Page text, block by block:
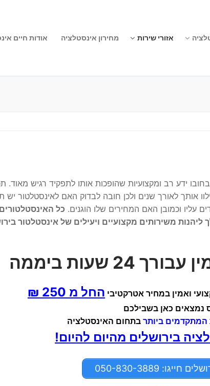
אזורי שירות מחירון אינסטלציה אודות חיים
ידע רב ומקצועיות שהופכות אותו לתפקיד רגיש מאוד.
אותך לאורך שנים ולכן חובה לבדוק האם לאינסטלטור יש
עליו וכמובן האם המחירים שלו הוגנים. כל
משירותים מקצועיים ויעילים של אינסטלטור
שעות ביממה
ואמין במחיר אטרקטיבי החל מ 250 ₪
נמצאים כאן בשבילכם
המתקדמים ביותר בתחום האינסטלציה
בירושלים מהיום להיום!
050-830-3889